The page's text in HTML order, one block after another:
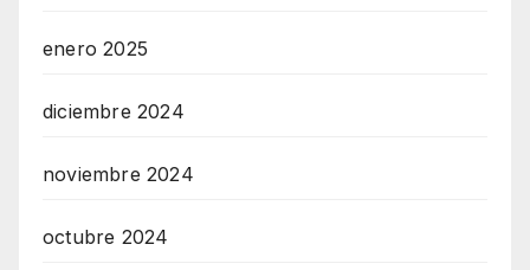
enero 2025
diciembre 2024
noviembre 2024
octubre 2024